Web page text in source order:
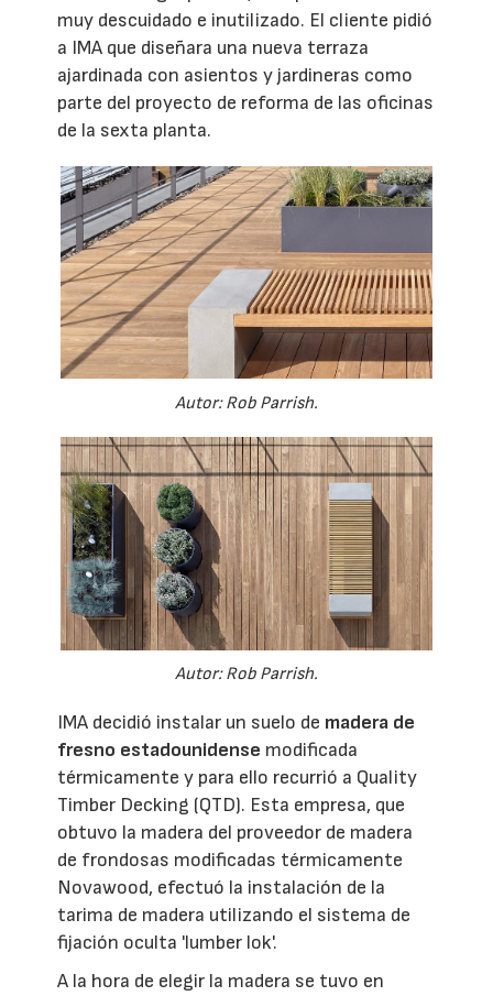
muy descuidado e inutilizado. El cliente pidió
a IMA que diseñara una nueva terraza
ajardinada con asientos y jardineras como
parte del proyecto de reforma de las oficinas
de la sexta planta.
Autor: Rob Parrish.
Autor: Rob Parrish.
IMA decidió instalar un suelo de madera de
fresno estadounidense modificada
térmicamente y para ello recurrió a Quality
Timber Decking (QTD). Esta empresa, que
obtuvo la madera del proveedor de madera
de frondosas modificadas térmicamente
Novawood, efectuó la instalación de la
tarima de madera utilizando el sistema de
fijación oculta 'lumber lok'.
A la hora de elegir la madera se tuvo en